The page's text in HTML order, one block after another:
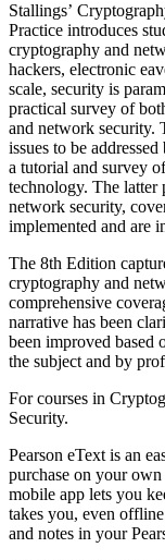
Stallings’
Practice introduces
cryptography and
hackers, electronic
scale, security is
practical survey of
and network security.
issues to be
a tutorial and survey
technology. The latter
network security,
implemented and are
The 8th Edition
cryptography and
comprehensive
narrative has been
been improved based
the subject and by
For courses in
Security.
Pearson eText is an
purchase on your
mobile app lets you
takes you, even
and notes in your